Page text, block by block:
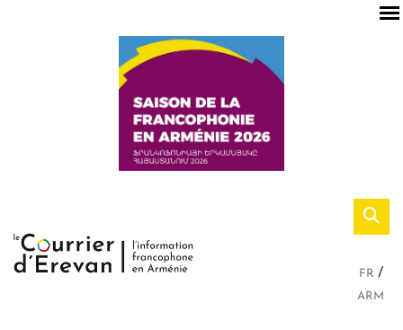
FR
ARM